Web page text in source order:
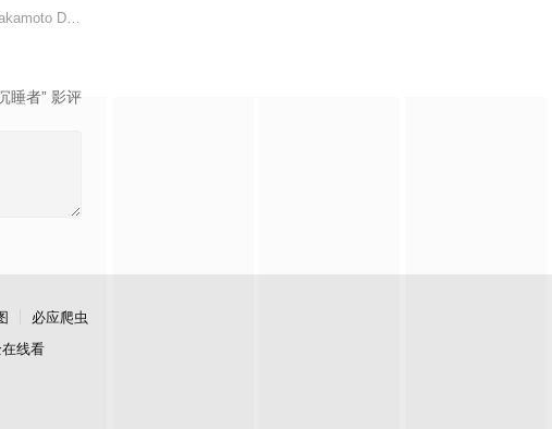
中大多数人在鸦片生意方面活动
动魄的较量。三年后，杨天追查战友马超遇害案件，抽丝剥茧，
Days
睡者” 影评
必应爬虫
线看